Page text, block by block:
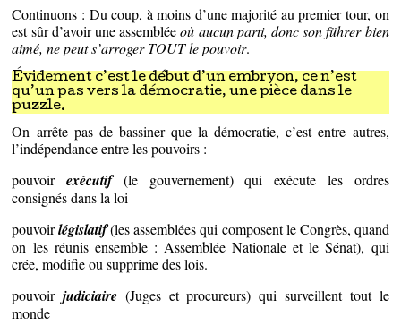
Continuons : Du coup, à moins d’une majorité au premier tour, on
est sûr d’avoir une assembléeoù aucun parti, donc son führer bien
aimé, ne peut s’arroger TOUT le pouvoir.
Évidement c’est le début d’un embryon, ce n’est
qu’un pas vers la démocratie, une pièce dans le
puzzle.
On arrête pas de bassiner que la démocratie, c’est entre autres,
l’indépendance entre les pouvoirs :
pouvoir
exécutif(le gouvernement) qui exécute les ordres
consignés dans la loi
pouvoirlégislatif(les assemblées qui composent le Congrès, quand
on les réunis ensemble : Assemblée Nationale et le Sénat), qui
crée, modifie ou supprime des lois.
pouvoirjudiciaire (Juges et procureurs) qui surveillent tout le
monde